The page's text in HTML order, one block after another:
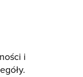
i